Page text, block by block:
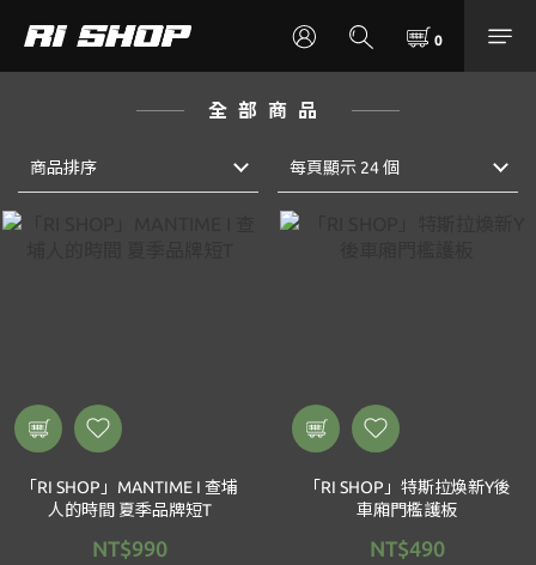
全部商品
商品排序 每頁顯示 24 個
「RI SHOP」MANTIME I 查埔
人的時間 夏季品牌短T
NT$990
「RI SHOP」特斯拉煥新Y後
車廂門檻護板
NT$490